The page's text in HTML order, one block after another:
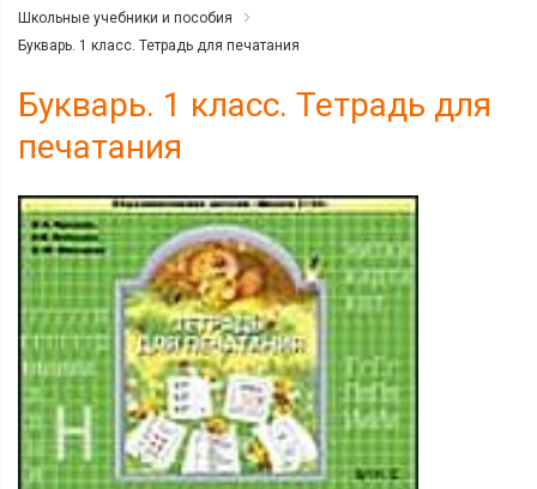
Школьные учебники и пособия
Букварь. 1 класс. Тетрадь для печатания
Букварь. 1 класс. Тетрадь для
печатания